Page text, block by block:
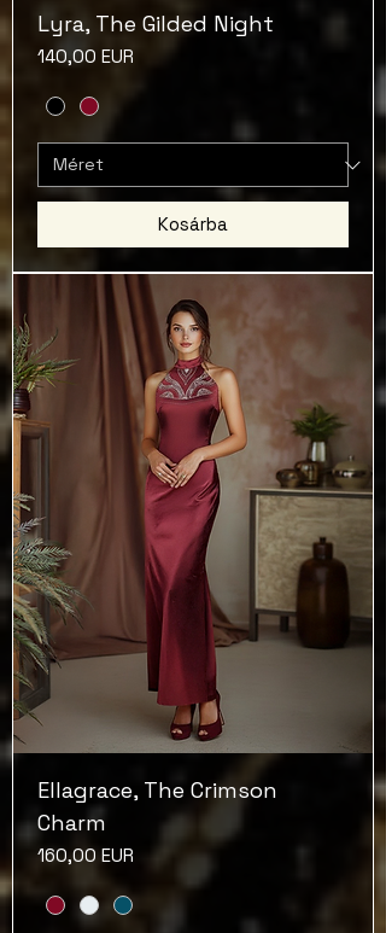
Lyra, The Gilded Night
Ár
140,00 EUR
Kosárba
Ellagrace, The Crimson
Charm
Ár
160,00 EUR